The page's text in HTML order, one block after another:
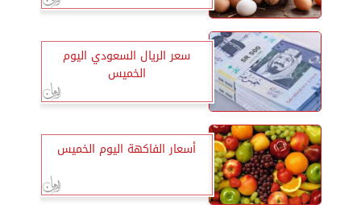
سعر الريال السعودي اليوم
الخميس
أسعار الفاكهة اليوم الخميس